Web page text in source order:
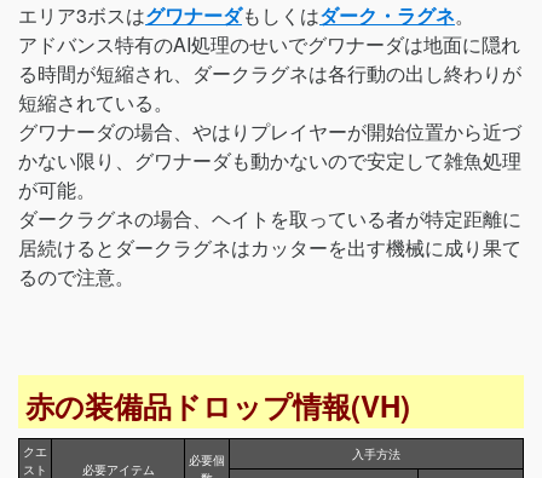
エリア3ボスはグワナーダもしくはダーク・ラグネ。
アドバンス特有のAI処理のせいでグワナーダは地面に隠れ
る時間が短縮され、ダークラグネは各行動の出し終わりが
短縮されている。
グワナーダの場合、やはりプレイヤーが開始位置から近づ
かない限り、グワナーダも動かないので安定して雑魚処理
が可能。
ダークラグネの場合、ヘイトを取っている者が特定距離に
居続けるとダークラグネはカッターを出す機械に成り果て
るので注意。
赤の装備品ドロップ情報(VH)
クエ
スト
必要アイテム
必要個
入手方法